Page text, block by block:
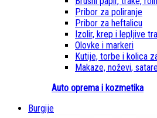
Pribor za poliranje
Pribor za heftalicu
Izolir, krep i lepljive
Olovke i markeri
Kutije, torbe i kolica
Makaze, noževi, satare
Auto oprema i kozmetika
Burgije